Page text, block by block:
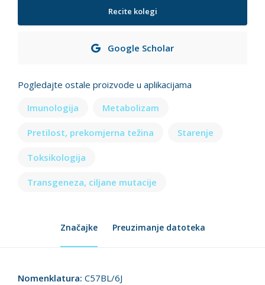
Recite kolegi
Google Scholar
Pogledajte ostale proizvode u aplikacijama
Imunologija
Metabolizam
Pretilost, prekomjerna težina Starenje
Toksikologija
Transgeneza, ciljane mutacije
Značajke Preuzimanje datoteka
Nomenklatura: C57BL/6J